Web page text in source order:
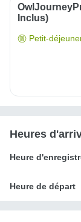
Inclus)
Petit-
Heures
Heure
Heure de départ